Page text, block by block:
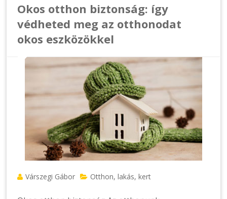
Okos otthon biztonság: így
védheted meg az otthonodat
okos eszközökkel
Várszegi Gábor Otthon, lakás, kert